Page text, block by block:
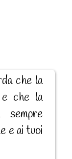
che la
e che la
e ai tuoi